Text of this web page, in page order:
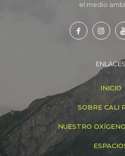
el medio
ENLACES
INICIO
SOBRE CALI
NUESTRO